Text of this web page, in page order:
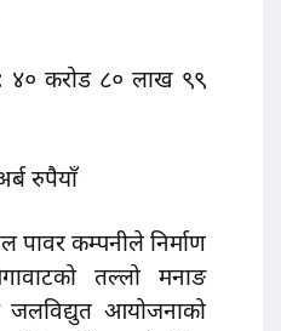
४० करोड ८० लाख ९९
रुपैयाँ
कम्पनीले निर्माण
तल्लो मनाङ
जलविद्युत आयोजनाको